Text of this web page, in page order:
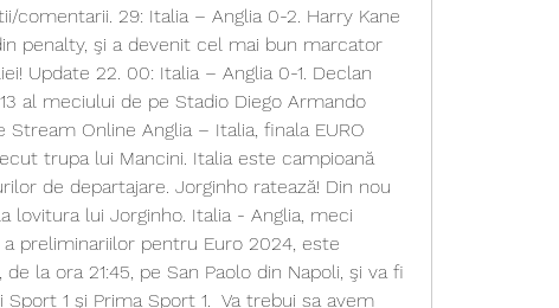
comentarii. 29: Italia – Anglia 0-2. Harry Kane
penalty, şi a devenit cel mai bun marcator
Update 22. 00: Italia – Anglia 0-1. Declan
al meciului de pe Stadio Diego Armando
Stream Online Anglia – Italia, finala EURO
trupa lui Mancini. Italia este campioană
de departajare. Jorginho ratează! Din nou
lovitura lui Jorginho. Italia - Anglia, meci
preliminariilor pentru Euro 2024, este
la ora 21:45, pe San Paolo din Napoli, şi va fi
1 şi Prima Sport 1.  Va trebui sa avem